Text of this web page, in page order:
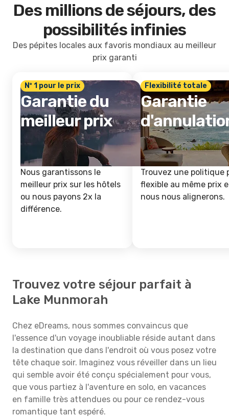
Des millions de séjours, des
possibilités infinies
Des pépites locales aux favoris mondiaux au meilleur
prix garanti
Nº 1 pour le prix
Garantie du
meilleur prix
Nous garantissons le
meilleur prix sur les hôtels
ou nous payons 2x la
différence.
Flexibilité totale
Garantie
Trouvez une politique
flexible au même prix
nous nous alignerons.
Trouvez votre séjour parfait à
Lake Munmorah
Chez eDreams, nous sommes convaincus que
l'essence d'un voyage inoubliable réside autant dans
la destination que dans l'endroit où vous posez votre
tête chaque soir. Imaginez vous réveiller dans un lieu
qui semble avoir été conçu spécialement pour vous,
que vous partiez à l'aventure en solo, en vacances
en famille très attendues ou pour ce rendez-vous
romantique tant espéré.